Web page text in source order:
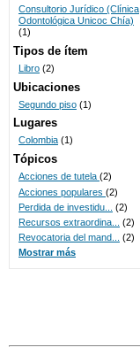
Consultorio Jurídico (Clínica
Odontológica Unicoc Chía)
(1)
Tipos de ítem
Libro (2)
Ubicaciones
Segundo piso (1)
Lugares
Colombia (1)
Tópicos
Acciones de tutela (2)
Acciones populares (2)
Perdida de investidu...
(2)
Recursos extraordina...
(2)
Revocatoria del mand...
(2)
Mostrar más